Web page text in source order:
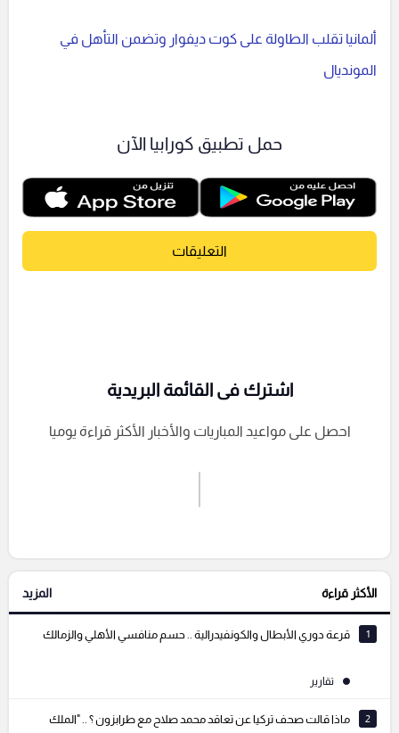
ألمانيا تقلب الطاولة على كوت ديفوار وتضمن التأهل في
المونديال
حمل تطبيق كورابيا الآن
التعليقات
إرسال تعليق
التعليقات السابقة
اشترك فى القائمة البريدية
احصل على مواعيد المباريات والأخبار الأكثر قراءة يوميا
الأكثر قراءة المزيد
1 قرعة دوري الأبطال والكونفيدرالية .. حسم منافسي الأهلي والزمالك
تقارير
2
ماذا قالت صحف تركيا عن تعاقد محمد صلاح مع طرابزون ؟ .. "الملك